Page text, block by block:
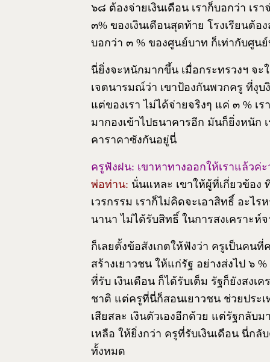
๖๘ ต้องจ่ายเงินเดือน เราก็บอกว่า เร
๓% ของเงินเดือนสุดท้าย โรงเรียนต้อ
บอกว่า ๓ % ของศูนย์บาท ก็เท่ากับศูน
นี่ยิ่งจะหนักมากขึ้น เมื่อกระทรวงฯ จะ
เจตนารมณ์ว่า เขาป้องกันพวกครู ที่งุบ
แต่ของเรา ไม่ได้จ่ายจริงๆ แค่ ๓ % เ
มากองเข้าไปธนาคารอีก มันก็ยิ่งหนัก
คาราคาซังกันอยู่นี่
ครูฟังฝน: เขาหาทางออกให้เราแล้วค่
พ่อท่าน: นั่นแหละ เขาให้ผู้ที่เกี่ยวข้อง
เวรกรรม เราก็ไม่คิดจะเอาสิทธิ์ อะไ
นานา ไม่ได้รับสิทธิ์ ในการสงเคราะ
ก็เลยตั้งข้อสังเกตให้ฟังว่า ครูเป็นคนที่
สร้างเยาวชน ให้แก่รัฐ อย่างส่งไป ๖
ที่รับ เงินเดือน ก็ได้รับเต็ม รัฐก็ยังสงเ
ชาติ แต่ครูที่นี่ก็สอนเยาวชน ช่วยประ
เสียสละ เงินตัวเองอีกด้วย แต่รัฐกลับ
เหลือ ให้ยิ่งกว่า ครูที่รับเงินเดือน นี่ก
ทั้งหมด